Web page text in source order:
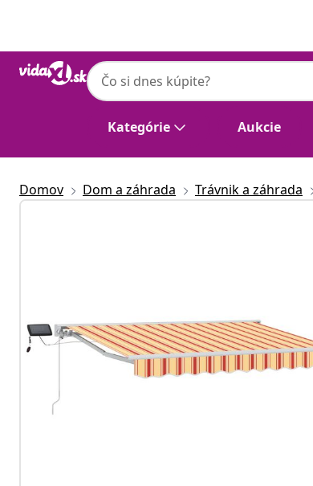
Kategórie Aukcie
Domov Dom a záhrada Trávnik a záhrada